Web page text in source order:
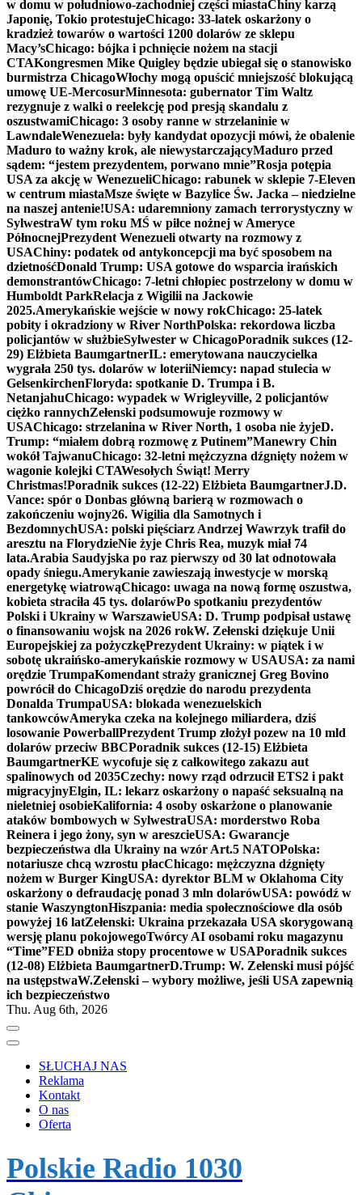
w domu w południowo-zachodniej części miastaChiny karzą
Japonię, Tokio protestujeChicago: 33-latek oskarżony o
kradzież towarów o wartości 1200 dolarów ze sklepu
Macy’sChicago: bójka i pchnięcie nożem na stacji
CTAKongresmen Mike Quigley będzie ubiegał się o stanowisko
burmistrza ChicagoWłochy mogą opuścić mniejszość blokującą
umowę UE-MercosurMinnesota: gubernator Tim Waltz
rezygnuje z walki o reelekcję pod presją skandalu z
oszustwamiChicago: 3 osoby ranne w strzelaninie w
LawndaleWenezuela: były kandydat opozycji mówi, że obalenie
Maduro to ważny krok, ale niewystarczającyMaduro przed
sądem: “jestem prezydentem, porwano mnie”Rosja potępia
USA za akcję w WenezueliChicago: rabunek w sklepie 7-Eleven
w centrum miastaMsze święte w Bazylice Św. Jacka – niedzielne
na naszej antenie!USA: udaremniony zamach terrorystyczny w
SylwestraW tym roku MŚ w piłce nożnej w Ameryce
PółnocnejPrezydent Wenezueli otwarty na rozmowy z
USAChiny: podatek od antykoncepcji ma być sposobem na
dzietnośćDonald Trump: USA gotowe do wsparcia irańskich
demonstrantówChicago: 7-letni chłopiec postrzelony w domu w
Humboldt ParkRelacja z Wigilii na Jackowie
2025.Amerykańskie wejście w nowy rokChicago: 25-latek
pobity i okradziony w River NorthPolska: rekordowa liczba
policjantów w służbieSylwester w ChicagoPoradnik sukces (12-
29) Elżbieta BaumgartnerIL: emerytowana nauczycielka
wygrała 250 tys. dolarów w loteriiNiemcy: napad stulecia w
GelsenkirchenFloryda: spotkanie D. Trumpa i B.
NetanjahuChicago: wypadek w Wrigleyville, 2 policjantów
ciężko rannychZełenski podsumowuje rozmowy w
USAChicago: strzelanina w River North, 1 osoba nie żyjeD.
Trump: “miałem dobrą rozmowę z Putinem”Manewry Chin
wokół TajwanuChicago: 32-letni mężczyzna dźgnięty nożem w
wagonie kolejki CTAWesołych Świąt! Merry
Christmas!Poradnik sukces (12-22) Elżbieta BaumgartnerJ.D.
Vance: spór o Donbas główną barierą w rozmowach o
zakończeniu wojny26. Wigilia dla Samotnych i
BezdomnychUSA: polski pięściarz Andrzej Wawrzyk trafił do
aresztu na FlorydzieNie żyje Chris Rea, muzyk miał 74
lata.Arabia Saudyjska po raz pierwszy od 30 lat odnotowała
opady śniegu.Amerykanie zawieszają inwestycje w morską
energetykę wiatrowąChicago: uwaga na nową formę oszustwa,
kobieta straciła 45 tys. dolarówPo spotkaniu prezydentów
Polski i Ukrainy w WarszawieUSA: D. Trump podpisał ustawę
o finansowaniu wojsk na 2026 rokW. Zełenski dziękuje Unii
Europejskiej za pożyczkęPrezydent Ukrainy: w piątek i w
sobotę ukraińsko-amerykańskie rozmowy w USAUSA: za nami
orędzie TrumpaKomendant straży granicznej Greg Bovino
powrócił do ChicagoDziś orędzie do narodu prezydenta
Donalda TrumpaUSA: blokada wenezuelskich
tankowcówAmeryka czeka na kolejnego miliardera, dziś
losowanie PowerballPrezydent Trump złożył pozew na 10 mld
dolarów przeciw BBCPoradnik sukces (12-15) Elżbieta
BaumgartnerKE wycofuje się z całkowitego zakazu aut
spalinowych od 2035Czechy: nowy rząd odrzucił ETS2 i pakt
migracyjnyElgin, IL: lekarz oskarżony o napaść seksualną na
nieletniej osobieKalifornia: 4 osoby oskarżone o planowanie
ataków bombowych w SylwestraUSA: morderstwo Roba
Reinera i jego żony, syn w areszcieUSA: Gwarancje
bezpieczeństwa dla Ukrainy na wzór Art.5 NATOPolska:
notariusze chcą wzrostu płacChicago: mężczyzna dźgnięty
nożem w Burger KingUSA: dyrektor BLM w Oklahoma City
oskarżony o defraudację ponad 3 mln dolarówUSA: powódź w
stanie WaszyngtonHiszpania: media społecznościowe dla osób
powyżej 16 latZełenski: Ukraina przekazała USA skorygowaną
wersję planu pokojowegoTwórcy AI osobami roku magazynu
“Time”FED obniża stopy procentowe w USAPoradnik sukces
(12-08) Elżbieta BaumgartnerD.Trump: W. Zełenski musi pójść
na ustępstwaW.Zełenski – wybory możliwe, jeśli USA zapewnią
ich bezpieczeństwo
Thu. Aug 6th, 2026
SŁUCHAJ NAS
Reklama
Kontakt
O nas
Oferta
Polskie Radio 1030